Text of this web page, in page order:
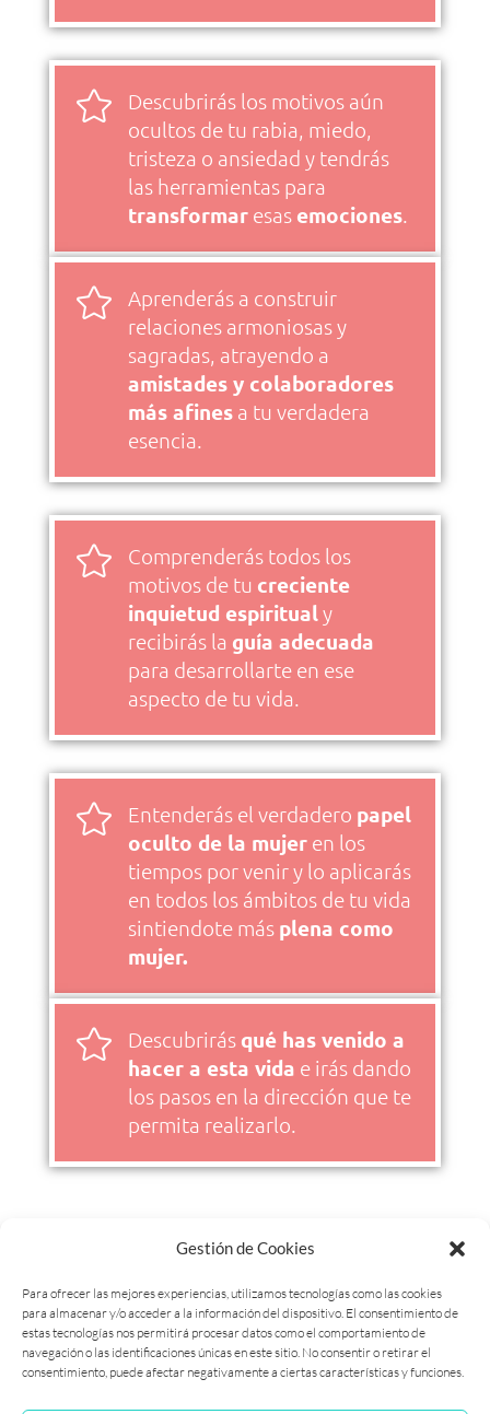
Gestión de Cookies
Para ofrecer las mejores experiencias, utilizamos tecnologías como las cookies
para almacenar y/o acceder a la información del dispositivo. El consentimiento de
estas tecnologías nos permitirá procesar datos como el comportamiento de
navegación o las identificaciones únicas en este sitio. No consentir o retirar el
consentimiento, puede afectar negativamente a ciertas características y funciones.

Descubrirás los motivos aún
ocultos de tu rabia, miedo,
tristeza o ansiedad y tendrás
las herramientas para
transformaresas emociones.

Aprenderás a construir
relaciones armoniosas y
sagradas, atrayendo a
amistades y colaboradores
más afinesa tu verdadera
esencia.

Comprenderás todos los
motivos de tu creciente
inquietud espiritualy
recibirás la guía adecuada
para desarrollarte en ese
aspecto de tu vida.
 Entenderás el verdadero papel
oculto de la mujeren los
tiempos por venir y lo aplicarás
en todos los ámbitos de tu vida
sintiendote más plena como
mujer.
 Descubrirás qué has venido a
hacer a esta vida e irás dando
los pasos en la dirección que te
permita realizarlo.
¿Te atreves a
transformar tu vida?
SÍ, ACEPTO EL RETO